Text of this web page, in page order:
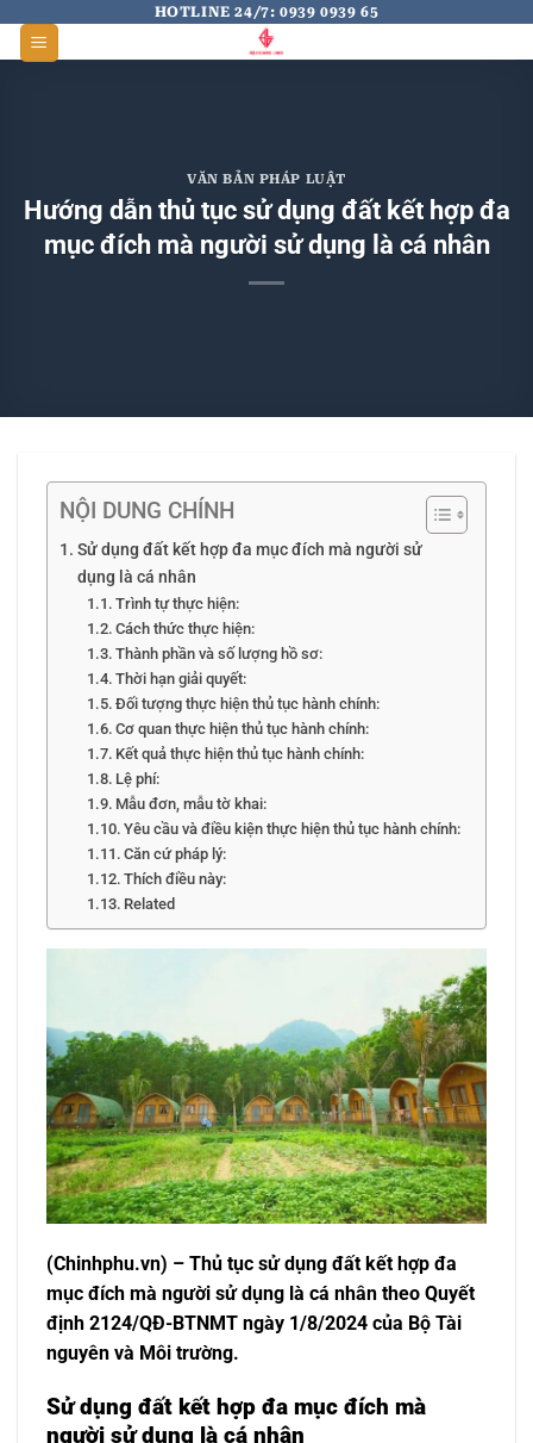
HOTLINE 24/7: 0939 0939 65
VĂN BẢN PHÁP LUẬT
Hướng dẫn thủ tục sử dụng đất kết hợp đa
mục đích mà người sử dụng là cá nhân
NỘI DUNG CHÍNH
Sử dụng đất kết hợp đa mục đích mà người sử
dụng là cá nhân
Trình tự thực hiện:
Cách thức thực hiện:
Thành phần và số lượng hồ sơ:
Thời hạn giải quyết:
Đối tượng thực hiện thủ tục hành chính:
Cơ quan thực hiện thủ tục hành chính:
Kết quả thực hiện thủ tục hành chính:
Lệ phí:
Mẫu đơn, mẫu tờ khai:
Yêu cầu và điều kiện thực hiện thủ tục hành chính:
Căn cứ pháp lý:
Thích điều này:
Related
(Chinhphu.vn) – Thủ tục sử dụng đất kết hợp đa
mục đích mà người sử dụng là cá nhân theo Quyết
định 2124/QĐ-BTNMT ngày 1/8/2024 của Bộ Tài
nguyên và Môi trường.
Sử dụng đất kết hợp đa mục đích mà
người sử dụng là cá nhân